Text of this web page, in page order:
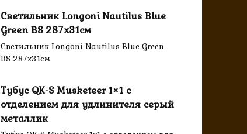
Светильник Longoni Nautilus Blue
Green BS 287х31см
Светильник Longoni Nautilus Blue Green
BS 287х31см
Тубус QK-S Musketeer 1×1 с
отделением для удлинителя серый
металлик